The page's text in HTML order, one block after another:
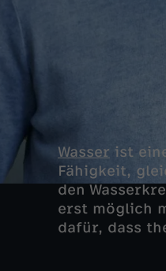
Wasser ist
Fähigkeit,
den
erst möglich
dafür, dass